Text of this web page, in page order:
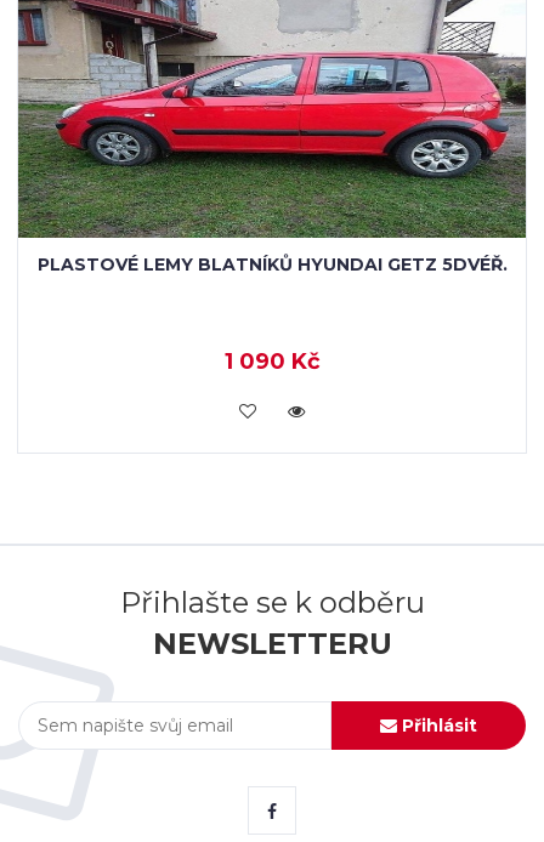
PLASTOVÉ LEMY BLATNÍKŮ HYUNDAI GETZ 5DVÉŘ.
1 090 Kč
KOUPIT
Přihlašte se k odběru
NEWSLETTERU
Přihlásit